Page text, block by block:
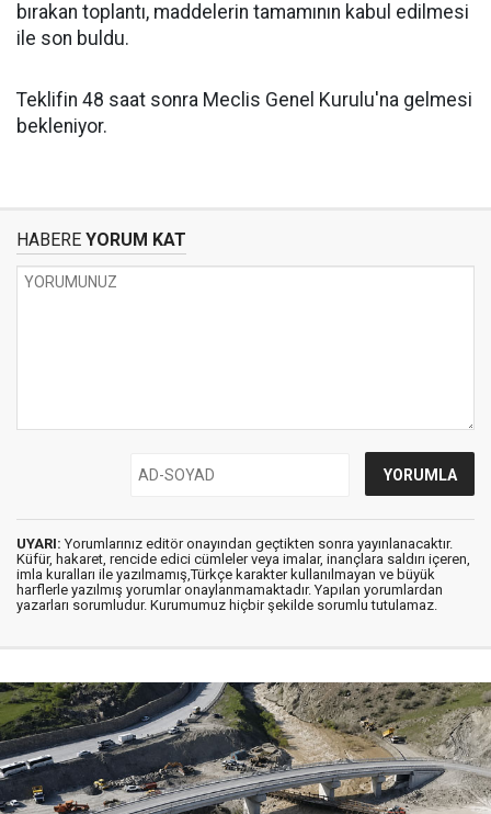
bırakan toplantı, maddelerin tamamının kabul edilmesi
ile son buldu.
Teklifin 48 saat sonra Meclis Genel Kurulu'na gelmesi
bekleniyor.
HABERE YORUM KAT
UYARI: Yorumlarınız editör onayından geçtikten sonra yayınlanacaktır.
Küfür, hakaret, rencide edici cümleler veya imalar, inançlara saldırı içeren,
imla kuralları ile yazılmamış,Türkçe karakter kullanılmayan ve büyük
harflerle yazılmış yorumlar onaylanmamaktadır. Yapılan yorumlardan
yazarları sorumludur. Kurumumuz hiçbir şekilde sorumlu tutulamaz.